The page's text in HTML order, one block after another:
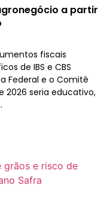
a partir
fiscais
de IBS e CBS
Federal e o Comitê
2026 seria educativo,